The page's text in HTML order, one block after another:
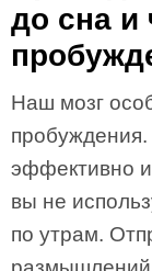
до сна и
Наш мозг
эффективно
вы не
по утрам.